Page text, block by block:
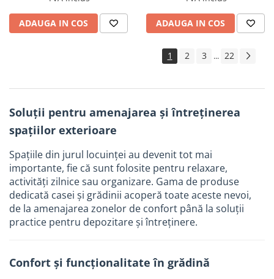
ADAUGA IN COS ADAUGA IN COS
1 2 3 ... 22
Soluții pentru amenajarea și întreținerea
spațiilor exterioare
Spațiile din jurul locuinței au devenit tot mai
importante, fie că sunt folosite pentru relaxare,
activități zilnice sau organizare. Gama de produse
dedicată casei și grădinii acoperă toate aceste nevoi,
de la amenajarea zonelor de confort până la soluții
practice pentru depozitare și întreținere.
Confort și funcționalitate în grădină